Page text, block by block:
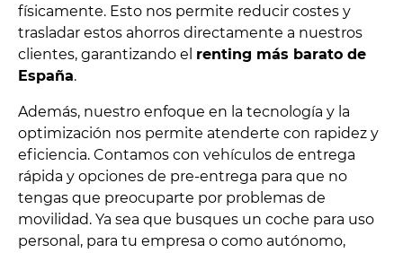
físicamente. Esto nos permite reducir costes y
trasladar estos ahorros directamente a nuestros
clientes, garantizando el renting más barato de
España.
Además, nuestro enfoque en la tecnología y la
optimización nos permite atenderte con rapidez y
eficiencia. Contamos con vehículos de entrega
rápida y opciones de pre-entrega para que no
tengas que preocuparte por problemas de
movilidad. Ya sea que busques un coche para uso
personal, para tu empresa o como autónomo,